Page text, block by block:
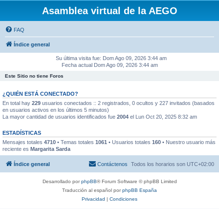
Asamblea virtual de la AEGO
FAQ
Índice general
Su última visita fue: Dom Ago 09, 2026 3:44 am
Fecha actual Dom Ago 09, 2026 3:44 am
Este Sitio no tiene Foros
¿QUIÉN ESTÁ CONECTADO?
En total hay 229 usuarios conectados :: 2 registrados, 0 ocultos y 227 invitados (basados
en usuarios activos en los últimos 5 minutos)
La mayor cantidad de usuarios identificados fue 2004 el Lun Oct 20, 2025 8:32 am
ESTADÍSTICAS
Mensajes totales 4710 • Temas totales 1061 • Usuarios totales 160 • Nuestro usuario más
reciente es Margarita Sarda
Índice general Todos los horarios son UTC+02:00
Contáctenos
Desarrollado porphpBB® Forum Software © phpBB Limited
Traducción al español porphpBB España
Privacidad | Condiciones